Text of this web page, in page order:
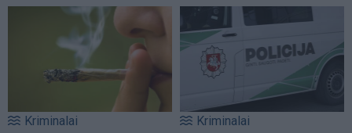
Kriminalai Kriminalai